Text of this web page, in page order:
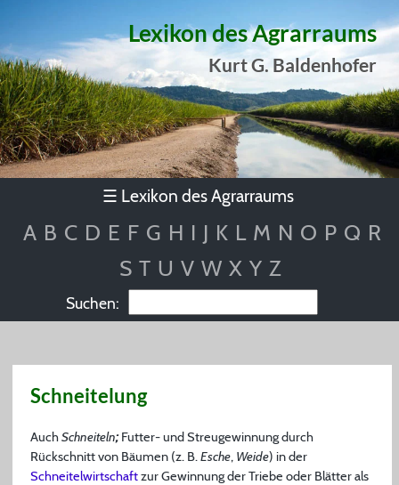
Lexikon des Agrarraums
Kurt G. Baldenhofer
☰ Lexikon des Agrarraums
A B C D E F G H I J K L M N O P Q R
S T U V W X Y Z
Suchen:
Schneitelung
AuchSchneiteln;Futter- und Streugewinnung durch
Rückschnitt von Bäumen (z. B. Esche, Weide) in der
Schneitelwirtschaftzur Gewinnung der Triebe oder Blätter als